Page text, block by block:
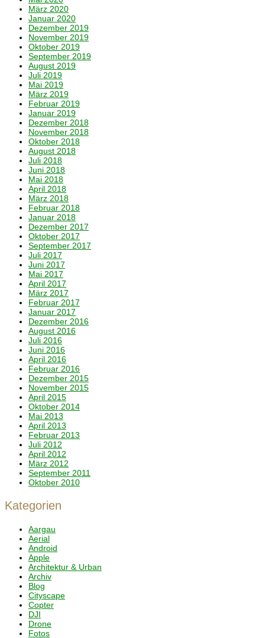
März 2020
Januar 2020
Dezember 2019
November 2019
Oktober 2019
September 2019
August 2019
Juli 2019
Mai 2019
März 2019
Februar 2019
Januar 2019
Dezember 2018
November 2018
Oktober 2018
August 2018
Juli 2018
Juni 2018
Mai 2018
April 2018
März 2018
Februar 2018
Januar 2018
Dezember 2017
Oktober 2017
September 2017
Juli 2017
Juni 2017
Mai 2017
April 2017
März 2017
Februar 2017
Januar 2017
Dezember 2016
August 2016
Juli 2016
Juni 2016
April 2016
Februar 2016
Dezember 2015
November 2015
April 2015
Oktober 2014
Mai 2013
April 2013
Februar 2013
Juli 2012
April 2012
März 2012
September 2011
Oktober 2010
Kategorien
Aargau
Aerial
Android
Apple
Architektur & Urban
Archiv
Blog
Cityscape
Copter
DJI
Drone
Fotos